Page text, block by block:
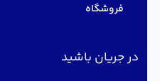
فروشگاه
در جریان باشید